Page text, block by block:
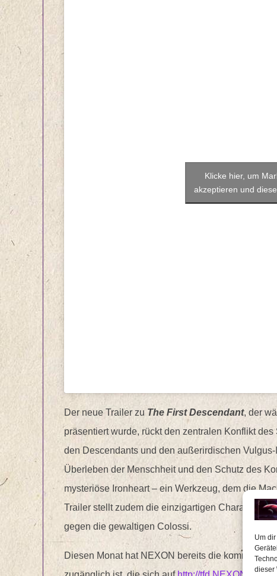
Um
dieser
Klicke hier, um
akzeptieren und
Der neue Trailer zu The First Descendant, der
präsentiert wurde, rückt den zentralen Konflikt
den Descendants und den außerirdischen
Überleben der Menschheit und den Schutz des
mysteriöse Ironheart – ein Werkzeug, dem die
Trailer stellt zudem die einzigartigen
gegen die gewaltigen Colossi.
Diesen Monat hat NEXON bereits die kommende